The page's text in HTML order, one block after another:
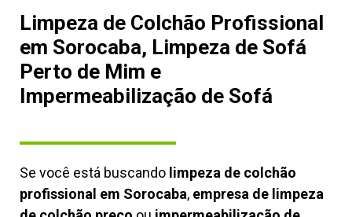
Limpeza de Colchão Profissional
em Sorocaba, Limpeza de Sofá
Perto de Mim e
Impermeabilização de Sofá
Se você está buscando limpeza de colchão
profissional em Sorocaba, empresa de limpeza